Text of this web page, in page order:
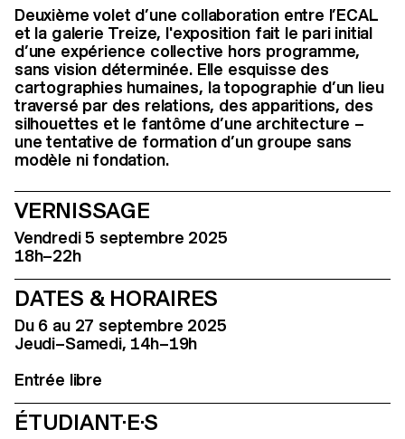
Deuxième volet d’une collaboration entre l’ECAL
et la galerie Treize, l'exposition fait le pari initial
d’une expérience collective hors programme,
sans vision déterminée. Elle esquisse des
cartographies humaines, la topographie d’un lieu
traversé par des relations, des apparitions, des
silhouettes et le fantôme d’une architecture –
une tentative de formation d’un groupe sans
modèle ni fondation.
VERNISSAGE
Vendredi 5 septembre 2025
18h–22h
DATES & HORAIRES
Du 6 au 27 septembre 2025
Jeudi–Samedi, 14h–19h
Entrée libre
ÉTUDIANT·E·S